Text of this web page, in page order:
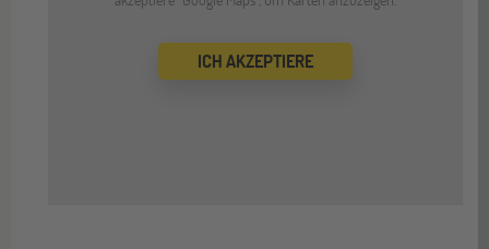
ICH AKZEPTIERE